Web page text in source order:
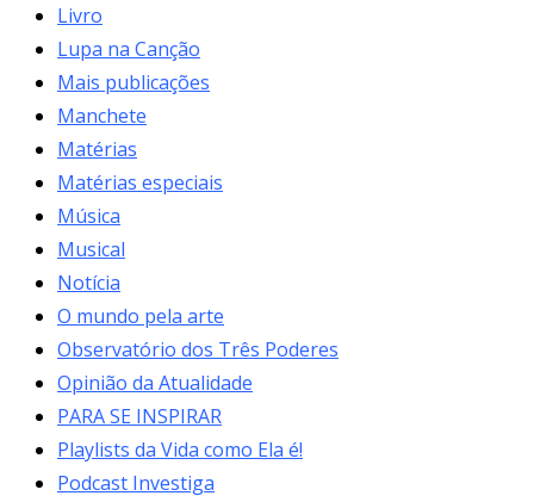
Livro
Lupa na Canção
Mais publicações
Manchete
Matérias
Matérias especiais
Música
Musical
Notícia
O mundo pela arte
Observatório dos Três Poderes
Opinião da Atualidade
PARA SE INSPIRAR
Playlists da Vida como Ela é!
Podcast Investiga